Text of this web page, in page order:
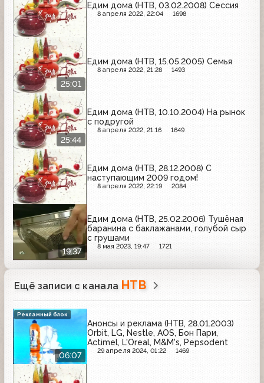
Едим дома (НТВ, 03.02.2008) Сессия
8 апреля 2022, 22:04 1698
25:01
Едим дома (НТВ, 15.05.2005) Семья
8 апреля 2022, 21:28 1493
25:44
Едим дома (НТВ, 10.10.2004) На рынок
с подругой
8 апреля 2022, 21:16 1649
Едим дома (НТВ, 28.12.2008) С
наступающим 2009 годом!
8 апреля 2022, 22:19 2084
19:37
Едим дома (НТВ, 25.02.2006) Тушёная
баранина с баклажанами, голубой сыр
с грушами
8 мая 2023, 19:47 1721
Ещё записи с канала НТВ
06:07
Анонсы и реклама (НТВ, 28.01.2003)
Orbit, LG, Nestle, AOS, Бон Пари,
Actimel, L'Oreal, M&M's, Pepsodent
29 апреля 2024, 01:22 1469
Рекламный блок